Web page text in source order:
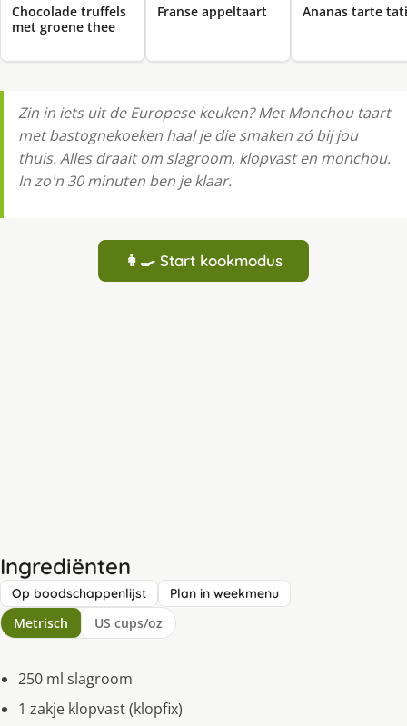
Chocolade truffels
met groene thee
Franse appeltaart Ananas tarte
Zin in iets uit de Europese keuken? Met Monchou taart
met bastognekoeken haal je die smaken zó bij jou
thuis. Alles draait om slagroom, klopvast en monchou.
In zo'n 30 minuten ben je klaar.
👩‍🍳 Start kookmodus
Ingrediënten
Op boodschappenlijst Plan in weekmenu
Metrisch US cups/oz
250 ml slagroom
1 zakje klopvast (klopfix)